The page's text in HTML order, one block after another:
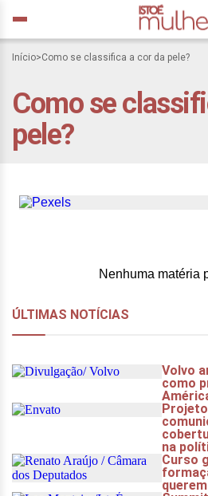
Início>Como se classifica a cor da pele?
Como se
pele?Que lugar
nos novos
Nenhuma matéria